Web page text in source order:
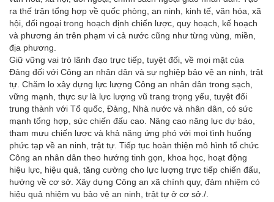
ra thế trận tổng hợp về quốc phòng, an ninh, kinh tế, văn hóa, xã
hội, đối ngoại trong hoạch định chiến lược, quy hoạch, kế hoạch
và phương án trên phạm vi cả nước cũng như từng vùng, miền,
địa phương.
Giữ vững vai trò lãnh đạo trực tiếp, tuyệt đối, về mọi mặt của
Đảng đối với Công an nhân dân và sự nghiệp bảo vệ an ninh, trật
tự. Chăm lo xây dựng lực lượng Công an nhân dân trong sạch,
vững mạnh, thực sự là lực lượng vũ trang trọng yếu, tuyệt đối
trung thành với Tổ quốc, Đảng, Nhà nước và nhân dân, có sức
mạnh tổng hợp, sức chiến đấu cao. Nâng cao năng lực dự báo,
tham mưu chiến lược và khả năng ứng phó với mọi tình huống
phức tạp về an ninh, trật tự. Tiếp tục hoàn thiện mô hình tổ chức
Công an nhân dân theo hướng tinh gọn, khoa học, hoạt động
hiệu lực, hiệu quả, tăng cường cho lực lượng trực tiếp chiến đấu,
hướng về cơ sở. Xây dựng Công an xã chính quy, đảm nhiệm có
hiệu quả nhiệm vụ bảo vệ an ninh, trật tự ở cơ sở./.